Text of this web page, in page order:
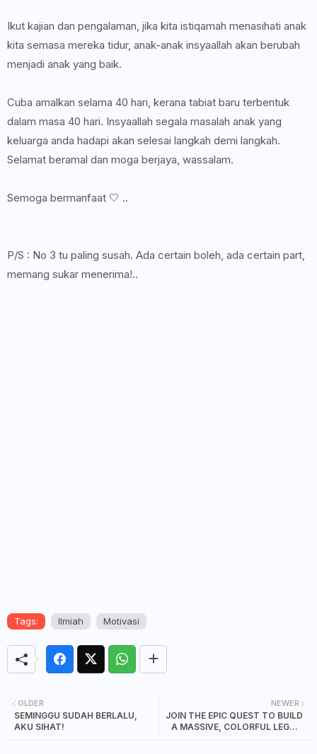
Ikut kajian dan pengalaman, jika kita istiqamah menasihati anak
kita semasa mereka tidur, anak-anak insyaallah akan berubah
menjadi anak yang baik.
Cuba amalkan selama 40 hari, kerana tabiat baru terbentuk
dalam masa 40 hari. Insyaallah segala masalah anak yang
keluarga anda hadapi akan selesai langkah demi langkah.
Selamat beramal dan moga berjaya, wassalam.
Semoga bermanfaat 🤍 ..
P/S : No 3 tu paling susah. Ada certain boleh, ada certain part,
memang sukar menerima!..
Tags: Ilmiah Motivasi
NEWER
JOIN THE EPIC QUEST TO BUILD
A MASSIVE, COLORFUL LEGO®
OLDER
SEMINGGU SUDAH BERLALU,
AKU SIHAT!